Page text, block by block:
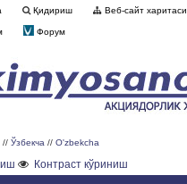
Қидириш Веб-сайт харитаси
Форум
// Ўзбекча // O'zbekcha
Контраст кўриниш